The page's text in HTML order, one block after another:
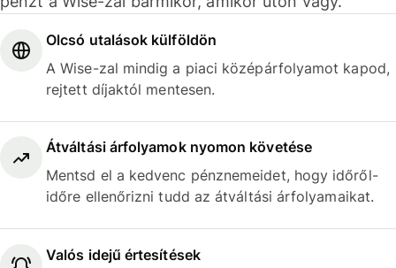
Olcsó utalások külföldön
A Wise-zal mindig a piaci középárfolyamot kapod,
rejtett díjaktól mentesen.
Átváltási árfolyamok nyomon követése
Mentsd el a kedvenc pénznemeidet, hogy időről-
időre ellenőrizni tudd az átváltási árfolyamaikat.
Valós idejű értesítések